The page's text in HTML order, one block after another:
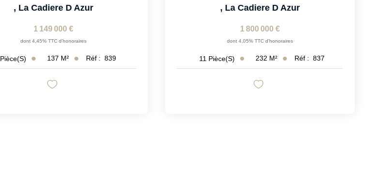
, La Cadiere D Azur
1 149 000 €
dont 4,45% TTC d'honoraires
Pièce(s) 137 M² Réf : 839
, La Cadiere D Azur
1 800 000 €
dont 4,05% TTC d'honoraires
11 Pièce(s) 232 M² Réf : 837